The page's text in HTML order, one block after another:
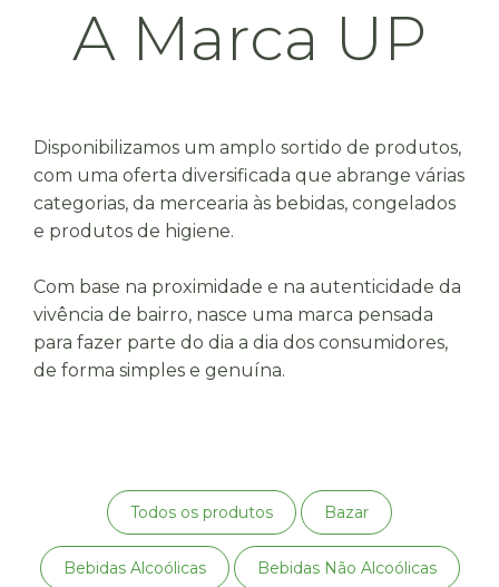
A Marca UP
Disponibilizamos um amplo sortido de produtos,
com uma oferta diversificada que abrange várias
categorias, da mercearia às bebidas, congelados
e produtos de higiene.
Com base na proximidade e na autenticidade da
vivência de bairro, nasce uma marca pensada
para fazer parte do dia a dia dos consumidores,
de forma simples e genuína.
Todos os produtos Bazar
Bebidas Alcoólicas Bebidas Não Alcoólicas